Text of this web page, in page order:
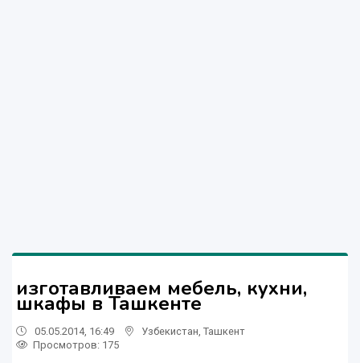
изготавливаем мебель, кухни,
шкафы в Ташкенте
05.05.2014, 16:49 Узбекистан Ташкент
Просмотров: 175